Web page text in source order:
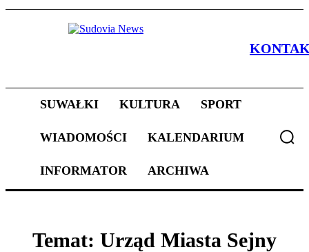
SUWAŁKI KULTURA SPORT
WIADOMOŚCI KALENDARIUM
INFORMATOR ARCHIWA
Temat: Urząd Miasta Sejny